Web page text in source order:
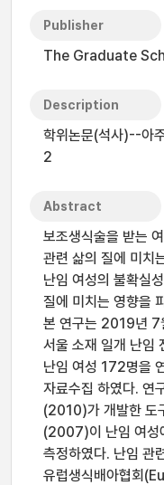
Publisher
The Graduate
Description
학위논문(석사)--아
2
Abstract
보조생식술을 받는
관련 삶의 질에 미치
난임 여성의 불확실
질에 미치는 영향을
본 연구는 2019년 7
서울 소재 일개 난임
난임 여성 172명을
자료수집 하였다. 연
(2010)가 개발한 도
(2007)이 난임 여성
측정하였다. 난임 관
유럽생식배아협회